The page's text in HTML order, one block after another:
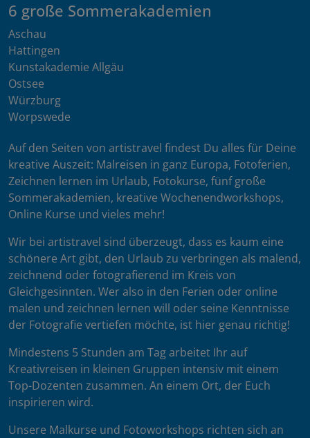
6 große Sommerakademien
Aschau
Hattingen
Kunstakademie Allgäu
Ostsee
Würzburg
Worpswede
Auf den Seiten von artistravel findest Du alles für Deine
kreative Auszeit: Malreisen in ganz Europa, Fotoferien,
Zeichnen lernen im Urlaub, Fotokurse, fünf große
Sommerakademien, kreative Wochenendworkshops,
Online Kurse und vieles mehr!
Wir bei artistravel sind überzeugt, dass es kaum eine
schönere Art gibt, den Urlaub zu verbringen als malend,
zeichnend oder fotografierend im Kreis von
Gleichgesinnten. Wer also in den Ferien oder online
malen und zeichnen lernen will oder seine Kenntnisse
der Fotografie vertiefen möchte, ist hier genau richtig!
Mindestens 5 Stunden am Tag arbeitet Ihr auf
Kreativreisen in kleinen Gruppen intensiv mit einem
Top-Dozenten zusammen. An einem Ort, der Euch
inspirieren wird.
Unsere Malkurse und Fotoworkshops richten sich an